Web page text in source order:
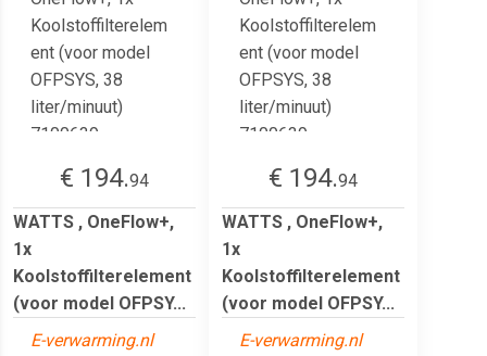
€ 194.94
WATTS , OneFlow+,
1x
Koolstoffilterelement
(voor model OFPSY...
E-verwarming.nl
€ 194.94
WATTS , OneFlow+,
1x
Koolstoffilterelement
(voor model OFPSY...
E-verwarming.nl